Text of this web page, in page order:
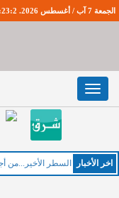
الجمعة 7 آب / أغسطس 2026. 5:23:3 مساءً
Toggle
navigation
اخر اﻷخبار